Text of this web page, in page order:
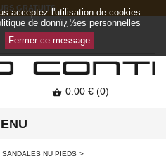
GRATUITS
 0.00 € (0)
SANDALES NU PIEDS
acceptez l'utilisation de cookies
de donnï¿½es personnelles
Fermer ce message